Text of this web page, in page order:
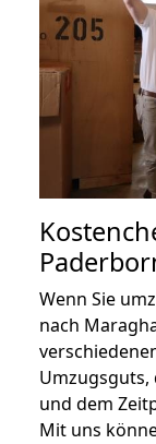
Wenn Sie
nach
Umzugsguts,
und dem
Mit uns